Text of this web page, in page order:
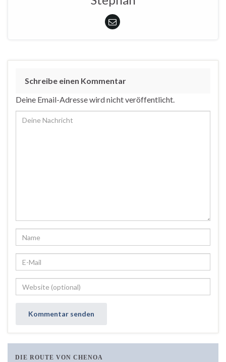
Schreibe einen Kommentar
Deine Email-Adresse wird nicht veröffentlicht.
DIE ROUTE VON CHENOA